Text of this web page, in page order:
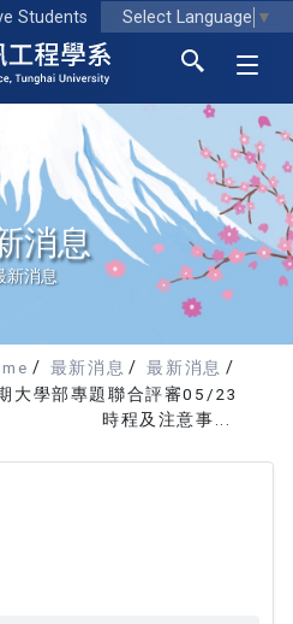
Students Select Language ▼
消息
新消息
最新消息
最新消息
大學部專題聯合評審05/23
時程及注意事...